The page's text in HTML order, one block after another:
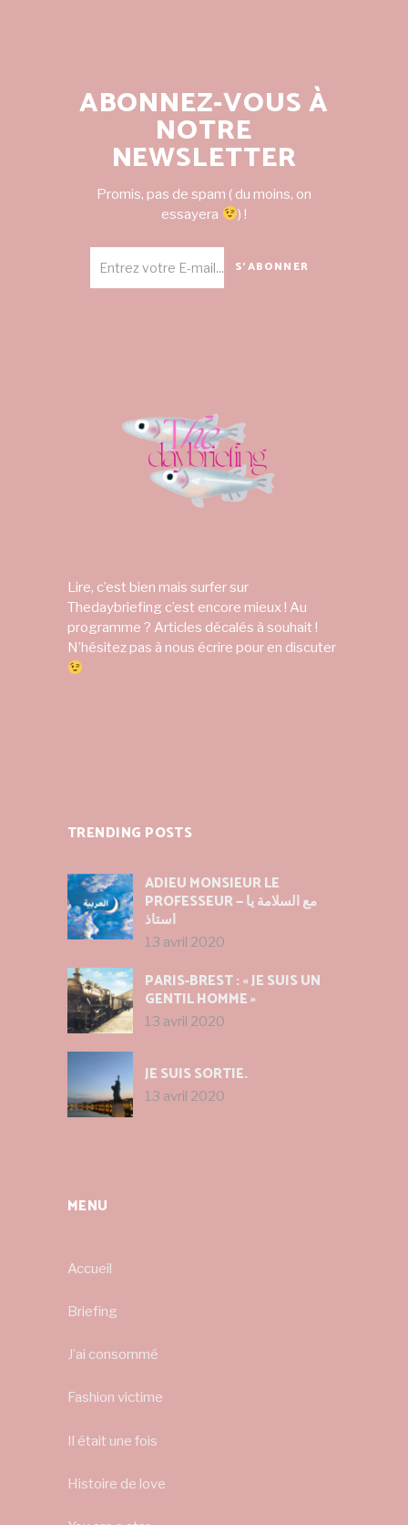
ABONNEZ-VOUS À
NOTRE
NEWSLETTER
Promis, pas de spam ( du moins, on
essayera
) !
S'ABONNER
Lire, c’est bien mais surfer sur
Thedaybriefing c’est encore mieux ! Au
programme ? Articles décalés à souhait !
N’hésitez pas à nous écrire pour en discuter
TRENDING POSTS
ADIEU MONSIEUR LE
PROFESSEUR — مع السلامة يا
استاذ
13 avril 2020
PARIS-BREST : « JE SUIS UN
GENTIL HOMME »
13 avril 2020
JE SUIS SORTIE.
13 avril 2020
MENU
Accueil
Briefing
J’ai consommé
Fashion victime
Il était une fois
Histoire de love